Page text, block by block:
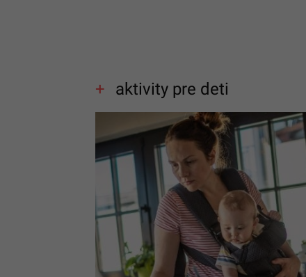
aktivity pre deti